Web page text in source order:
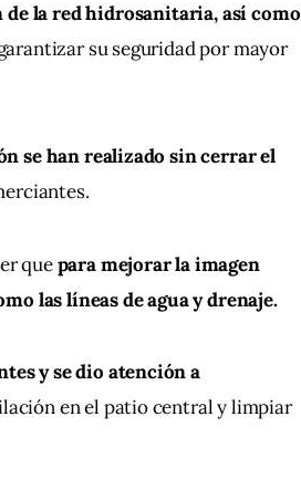
la red hidrosanitaria, así como
su seguridad por mayor
se han realizado sin cerrar el
que para mejorar la imagen
las líneas de agua y drenaje.
y se dio atención a
en el patio central y limpiar